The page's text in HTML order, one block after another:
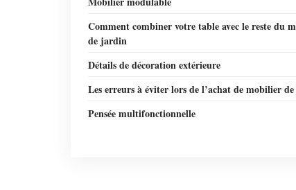
Comment combiner votre table avec le reste du
de jardin
Détails de décoration extérieure
Les erreurs à éviter lors de l’achat de mobilier
Pensée multifonctionnelle